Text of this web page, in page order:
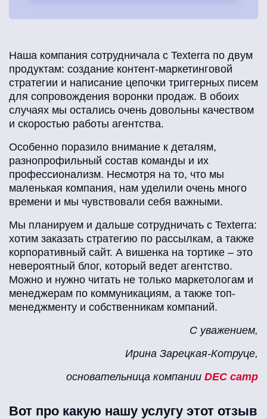
Наша компания сотрудничала с Texterra по двум
продуктам: создание контент-маркетинговой
стратегии и написание цепочки триггерных писем
для сопровождения воронки продаж. В обоих
случаях мы остались очень довольны качеством
и скоростью работы агентства.
Особенно поразило внимание к деталям,
разнопрофильный состав команды и их
профессионализм. Несмотря на то, что мы
маленькая компания, нам уделили очень много
времени и мы чувствовали себя важными.
Мы планируем и дальше сотрудничать с Texterra:
хотим заказать стратегию по рассылкам, а также
корпоративный сайт. А вишенка на тортике – это
невероятный блог, который ведет агентство.
Можно и нужно читать не только маркетологам и
менеджерам по коммуникациям, а также топ-
менеджменту и собственникам компаний.
С уважением,
Ирина Зарецкая-Котруце,
основательница компании DEC camp
Вот про какую нашу услугу этот отзыв